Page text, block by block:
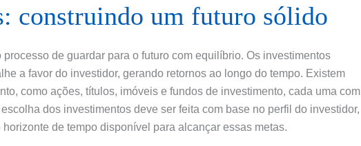
construindo um futuro sólido
processo de guardar para o futuro com equilíbrio. Os investimentos
a favor do investidor, gerando retornos ao longo do tempo. Existem
como ações, títulos, imóveis e fundos de investimento, cada uma com
dos investimentos deve ser feita com base no perfil do investidor,
de tempo disponível para alcançar essas metas.